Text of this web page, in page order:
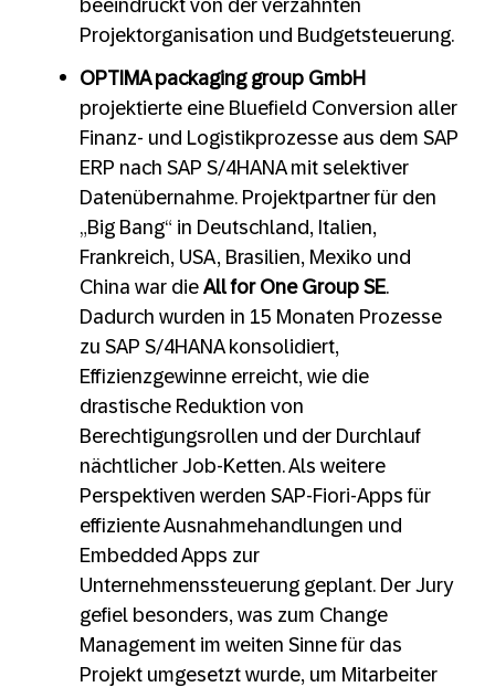
beeindruckt von der verzahnten
Projektorganisation und Budgetsteuerung.
OPTIMA packaging group GmbH
projektierte eine Bluefield Conversion aller
Finanz- und Logistikprozesse aus dem SAP
ERP nach SAP S/4HANA mit selektiver
Datenübernahme. Projektpartner für den
„Big Bang“ in Deutschland, Italien,
Frankreich, USA, Brasilien, Mexiko und
China war die All for One Group SE.
Dadurch wurden in 15 Monaten Prozesse
zu SAP S/4HANA konsolidiert,
Effizienzgewinne erreicht, wie die
drastische Reduktion von
Berechtigungsrollen und der Durchlauf
nächtlicher Job-Ketten. Als weitere
Perspektiven werden SAP-Fiori-Apps für
effiziente Ausnahmehandlungen und
Embedded Apps zur
Unternehmenssteuerung geplant. Der Jury
gefiel besonders, was zum Change
Management im weiten Sinne für das
Projekt umgesetzt wurde, um Mitarbeiter